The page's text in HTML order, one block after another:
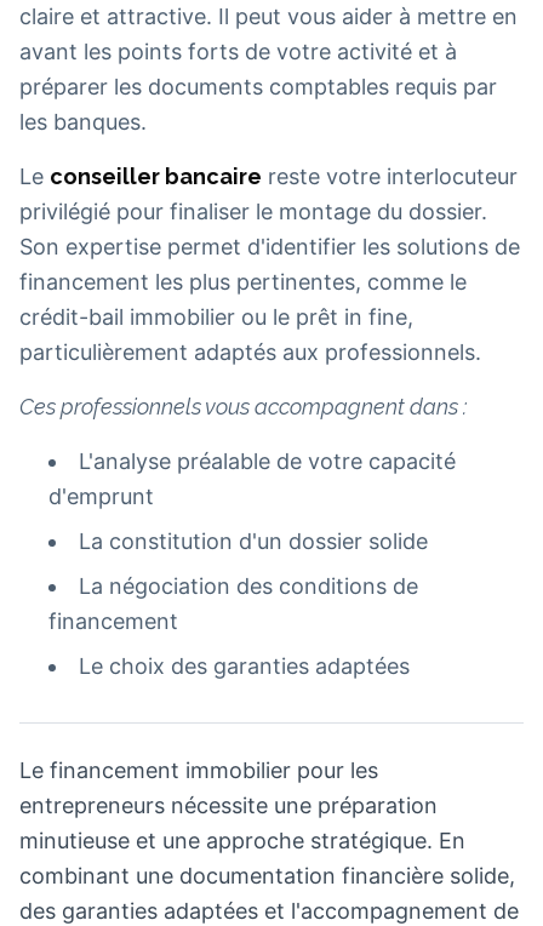
claire et attractive. Il peut vous aider à mettre en
avant les points forts de votre activité et à
préparer les documents comptables requis par
les banques.
Le conseiller bancaire reste votre interlocuteur
privilégié pour finaliser le montage du dossier.
Son expertise permet d'identifier les solutions de
financement les plus pertinentes, comme le
crédit-bail immobilier ou le prêt in fine,
particulièrement adaptés aux professionnels.
Ces professionnels vous accompagnent dans :
L'analyse préalable de votre capacité
d'emprunt
La constitution d'un dossier solide
La négociation des conditions de
financement
Le choix des garanties adaptées
Le financement immobilier pour les
entrepreneurs nécessite une préparation
minutieuse et une approche stratégique. En
combinant une documentation financière solide,
des garanties adaptées et l'accompagnement de